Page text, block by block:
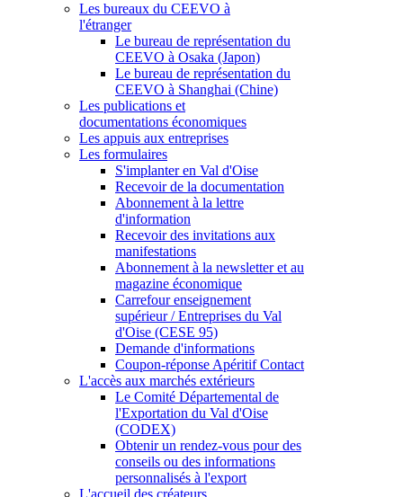
Les bureaux du CEEVO à
l'étranger
Le bureau de représentation du
CEEVO à Osaka (Japon)
Le bureau de représentation du
CEEVO à Shanghai (Chine)
Les publications et
documentations économiques
Les appuis aux entreprises
Les formulaires
S'implanter en Val d'Oise
Recevoir de la documentation
Abonnement à la lettre
d'information
Recevoir des invitations aux
manifestations
Abonnement à la newsletter et au
magazine économique
Carrefour enseignement
supérieur / Entreprises du Val
d'Oise (CESE 95)
Demande d'informations
Coupon-réponse Apéritif Contact
L'accès aux marchés extérieurs
Le Comité Départemental de
l'Exportation du Val d'Oise
(CODEX)
Obtenir un rendez-vous pour des
conseils ou des informations
personnalisés à l'export
L'accueil des créateurs